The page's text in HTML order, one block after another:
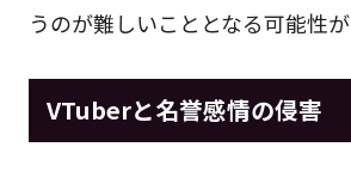
うのが難しいこととなる可能性が
VTuberと名誉感情の侵害